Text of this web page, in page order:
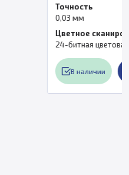
сканирование
цветовая текстура